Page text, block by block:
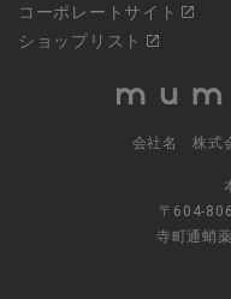
コーポレートサイト
ショップリスト
会社名 株式
〒604-
寺町通蛸